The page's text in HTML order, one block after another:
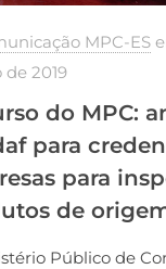
MPC-ES
de 2019
do MPC:
para
para
de
Público de